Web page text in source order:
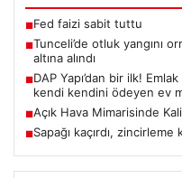
■Fed faizi sabit tuttu
■Tunceli’de otluk yangını
altına alındı
■DAP Yapı’dan bir ilk!
kendi kendini ödeyen ev
■Açık Hava Mimarisinde
■Sapağı kaçırdı, zincirleme